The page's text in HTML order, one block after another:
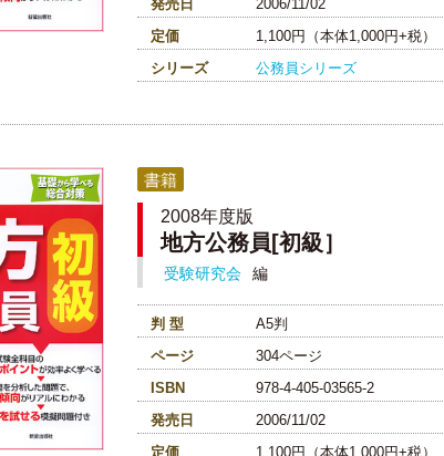
発売日
2006/11/02
定価
1,100円（本体1,000円+税）
シリーズ
公務員シリーズ
書籍
2008年度版
地方公務員[初級］
受験研究会 編
判 型
A5判
ページ
304ページ
ISBN
978-4-405-03565-2
発売日
2006/11/02
定価
1,100円（本体1,000円+税）